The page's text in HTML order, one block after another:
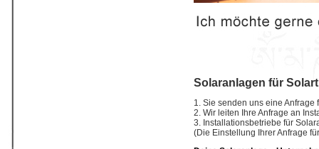
Solaranlagen für
1. Sie senden uns eine
2. Wir leiten Ihre Anfrage an
3. Installationsbetriebe für
(Die Einstellung Ihrer Anfrage